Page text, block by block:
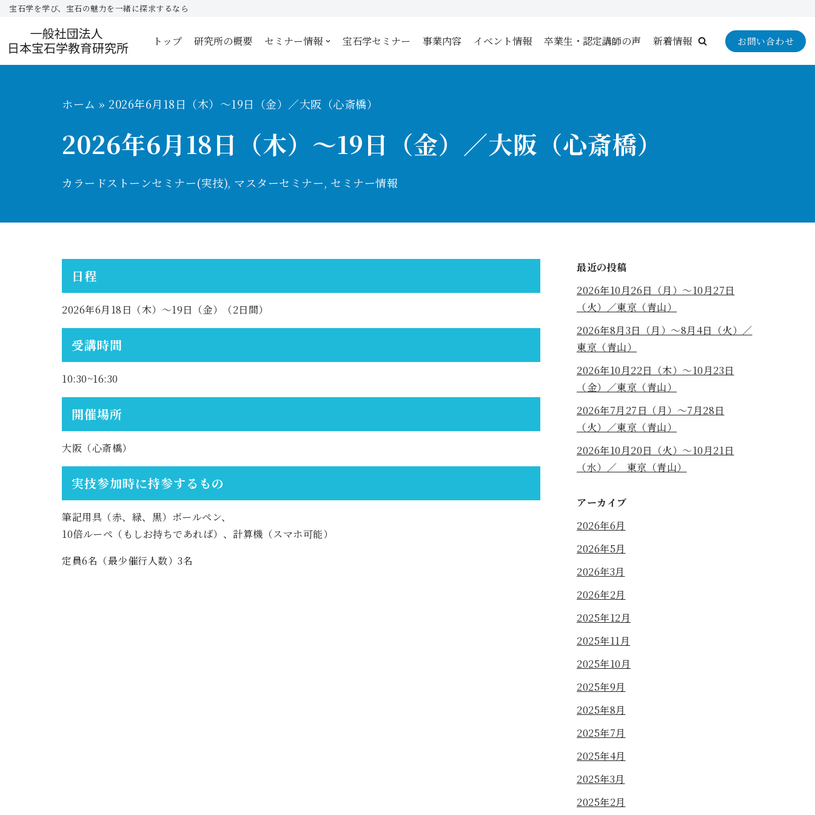
ン
テ
宝石学を学び、宝石の魅力を一緒に探求するなら
トップ 研究所の概要 セミナー情報 宝石学セミナー 事業内容 イベント情報 卒業生・認定講師の声 新着情報 お問い合わせ
ホーム » 2026年6月18日（木）〜19日（金）／大阪（心斎橋）
2026年6月18日（木）〜19日（金）／大阪（心斎橋）
カラードストーンセミナー(実技), マスターセミナー, セミナー情報
日程
2026年6月18日（木）〜19日（金）（2日間）
受講時間
10:30~16:30
開催場所
大阪（心斎橋）
実技参加時に持参するもの
筆記用具（赤、緑、黒）ボールペン、
10倍ルーペ（もしお持ちであれば）、計算機（スマホ可能）
定員6名（最少催行人数）3名
最近の投稿
2026年10月26日（月）〜10月27日
（火）／東京（青山）
2026年8月3日（月）〜8月4日（火）／
東京（青山）
2026年10月22日（木）〜10月23日
（金）／東京（青山）
2026年7月27日（月）〜7月28日
（火）／東京（青山）
2026年10月20日（火）〜10月21日
（水）／ 東京（青山）
アーカイブ
2026年6月
2026年5月
2026年3月
2026年2月
2025年12月
2025年11月
2025年10月
2025年9月
2025年8月
2025年7月
2025年4月
2025年3月
2025年2月